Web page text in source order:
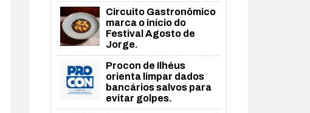
Circuito Gastronômico
marca o início do
Festival Agosto de
Jorge.
Procon de Ilhéus
orienta limpar dados
bancários salvos para
evitar golpes.